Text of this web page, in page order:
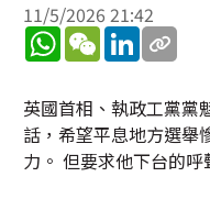
11/5/2026 21:42
WhatsApp
WeChatLinkedIn
英國首相、執政工黨
話，希望平息地方選舉
力。 但要求他下台的呼